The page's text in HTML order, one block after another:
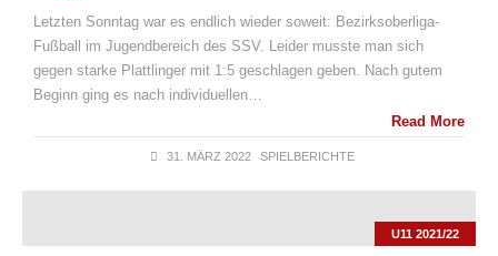
Letzten Sonntag war es endlich wieder soweit: Bezirksoberliga-
Fußball im Jugendbereich des SSV. Leider musste man sich
gegen starke Plattlinger mit 1:5 geschlagen geben. Nach gutem
Beginn ging es nach individuellen…
Read More
31. MÄRZ 2022 SPIELBERICHTE
U11 2021/22